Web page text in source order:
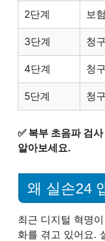
2단계 보
3단계 청
4단계 청
5단계 청
✅ 복부 초음파 검
알아보세요.
왜 실손24
최근 디지털 혁명
화를 겪고 있어요.